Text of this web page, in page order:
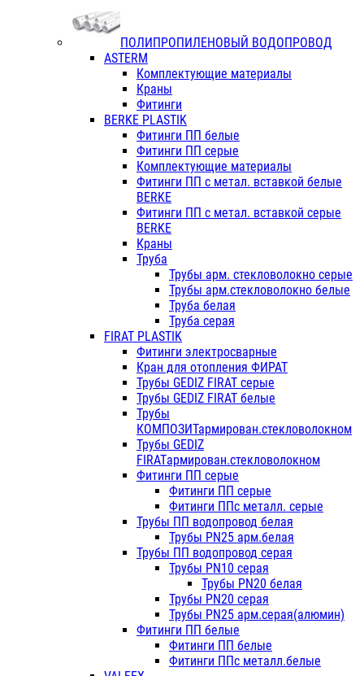
ПОЛИПРОПИЛЕНОВЫЙ ВОДОПРОВОД
ASTERM
Комплектующие материалы
Краны
Фитинги
BERKE PLASTIK
Фитинги ПП белые
Фитинги ПП серые
Комплектующие материалы
Фитинги ПП с метал. вставкой белые
BERKE
Фитинги ПП с метал. вставкой серые
BERKE
Краны
Труба
Трубы арм. стекловолокно серые
Трубы арм.стекловолокно белые
Труба белая
Труба серая
FIRAT PLASTIK
Фитинги электросварные
Кран для отопления ФИРАТ
Трубы GEDIZ FIRAT серые
Трубы GEDIZ FIRAT белые
Трубы
КОМПОЗИТармирован.стекловолокном
Трубы GEDIZ
FIRATармирован.стекловолокном
Фитинги ПП серые
Фитинги ПП серые
Фитинги ППс металл. серые
Трубы ПП водопровод белая
Трубы PN25 арм.белая
Трубы ПП водопровод серая
Трубы PN10 серая
Трубы PN20 белая
Трубы PN20 серая
Трубы PN25 арм.серая(алюмин)
Фитинги ПП белые
Фитинги ПП белые
Фитинги ППс металл.белые